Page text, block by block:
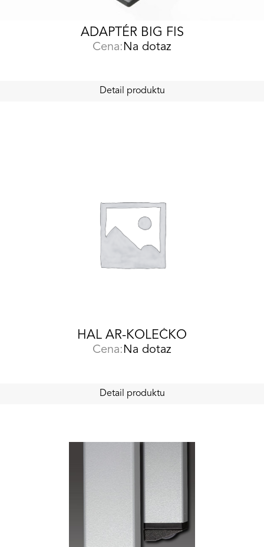
ADAPTÉR BIG FIS
Cena: Na dotaz
Detail produktu
HAL AR-KOLEČKO
Cena: Na dotaz
Detail produktu